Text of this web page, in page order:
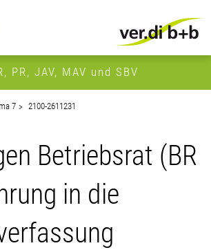
PR, JAV, MAV und SBV
7 2100-2611231
Betriebsrat (BR
in die